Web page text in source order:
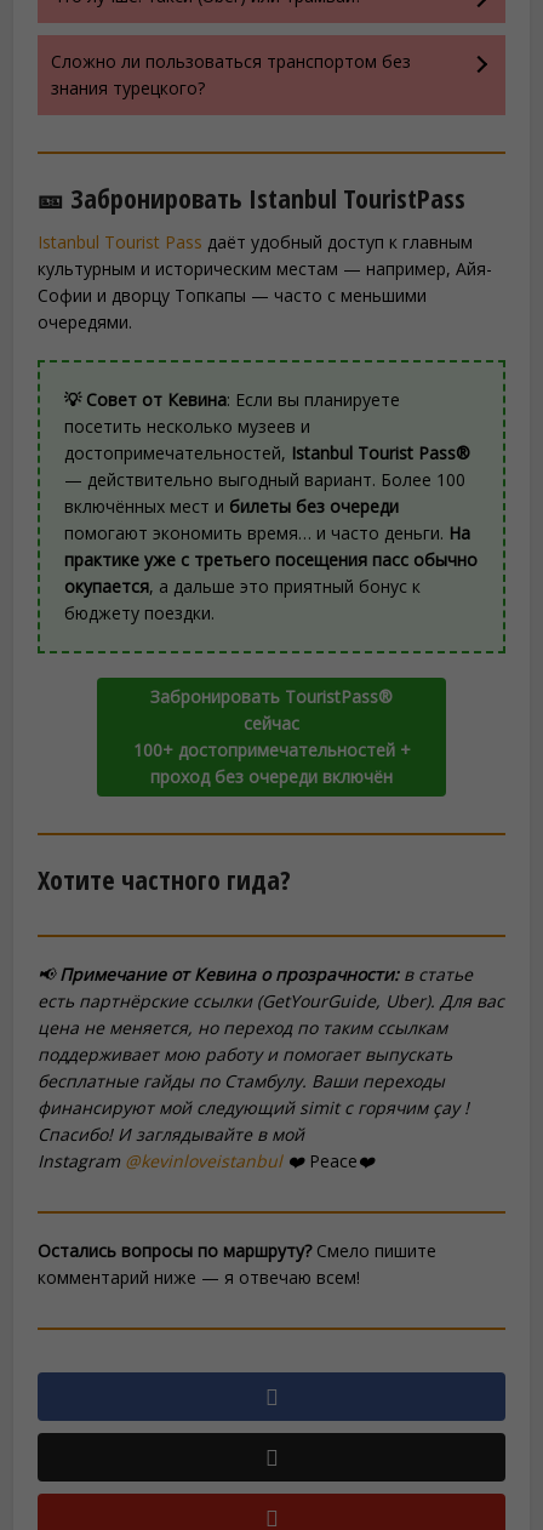
Сложно ли пользоваться транспортом без
знания турецкого?
🎫 Забронировать Istanbul TouristPass
Istanbul Tourist Pass даёт удобный доступ к главным
культурным и историческим местам — например, Айя-
Софии и дворцу Топкапы — часто с меньшими
очередями.
💡 Совет от Кевина: Если вы планируете
посетить несколько музеев и
достопримечательностей, Istanbul Tourist Pass®
— действительно выгодный вариант. Более 100
включённых мест и билеты без очереди
помогают экономить время… и часто деньги. На
практике уже с третьего посещения пасс обычно
окупается, а дальше это приятный бонус к
бюджету поездки.
Забронировать TouristPass®
сейчас
100+ достопримечательностей +
проход без очереди включён
Хотите частного гида?
📢Примечание от Кевина о прозрачности:в статье
есть партнёрские ссылки (GetYourGuide, Uber). Для вас
цена не меняется, но переход по таким ссылкам
поддерживает мою работу и помогает выпускать
бесплатные гайды по Стамбулу. Ваши переходы
финансируют мой следующий simitс горячим çay!
Спасибо! И заглядывайте в мой
Instagram @kevinloveistanbul❤️Peace❤️
Остались вопросы по маршруту?Смело пишите
комментарий ниже — я отвечаю всем!